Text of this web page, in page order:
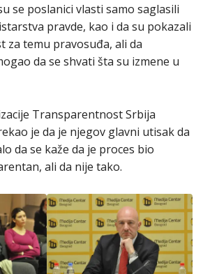
se poslanici vlasti samo saglasili
pravde, kao i da su pokazali
za temu pravosuđa, ali da
da se shvati šta su izmene u
Transparentnost Srbija
je da je njegov glavni utisak da
da se kaže da je proces bio
ali da nije tako.